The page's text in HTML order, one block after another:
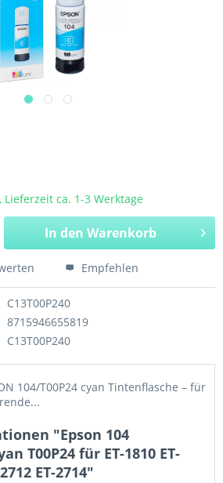
ca. 1-3 Werktage
In den Warenkorb
Empfehlen
C13T00P240
8715946655819
C13T00P240
104/T00P24 cyan Tintenflasche – für
"Epson 104
T00P24 für ET-1810 ET-
ET-2714"